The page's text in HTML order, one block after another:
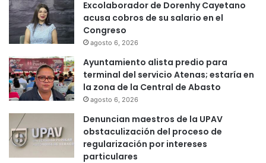
Excolaborador de Dorenhy Cayetano
acusa cobros de su salario en el
Congreso
agosto 6, 2026
Ayuntamiento alista predio para
terminal del servicio Atenas; estaría en
la zona de la Central de Abasto
agosto 6, 2026
Denuncian maestros de la UPAV
obstaculización del proceso de
regularización por intereses
particulares